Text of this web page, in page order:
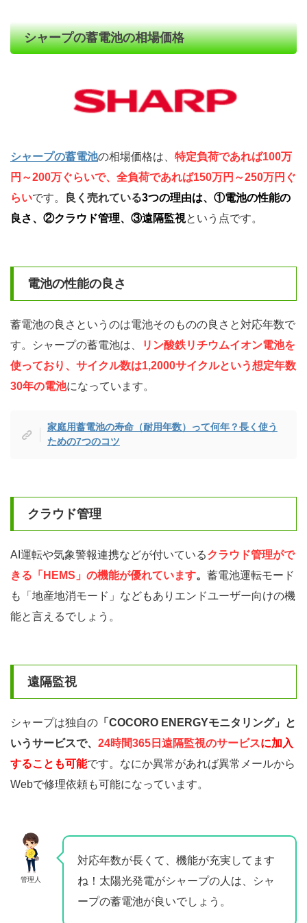
シャープの蓄電池の相場価格
シャープの蓄電池の相場価格は、 特定負荷であれば100万
円～200万ぐらいで、全負荷であれば150万円～250万円ぐ
らいです。 良く売れている3つの理由は、①電池の性能の
良さ、②クラウド管理、③遠隔監視という点です。
電池の性能の良さ
蓄電池の良さというのは電池そのものの良さと対応年数で
す。シャープの蓄電池は、
リン酸鉄リチウムイオン電池を
使っており、サイクル数は1,2000サイクルという想定年数
30年の電池になっています。
家庭用蓄電池の寿命（耐用年数）って何年？長く使う
ための7つのコツ
クラウド管理
AI運転や気象警報連携などが付いているクラウド管理がで
きる 「HEMS」の機能が優れています。 蓄電池運転モード
も「地産地消モード」などもありエンドユーザー向けの機
能と言えるでしょう。
遠隔監視
シャープは独自の 「COCORO ENERGYモニタリング」と
いうサービスで、 24時間365日遠隔監視のサービスに加入
することも可能です。なにか異常があれば異常メールから
Webで修理依頼も可能になっています。
管理人
対応年数が長くて、機能が充実してます
ね！太陽光発電がシャープの人は、シャ
ープの蓄電池が良いでしょう。